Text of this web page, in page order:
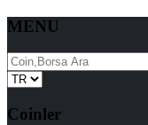
MENU
Coinler